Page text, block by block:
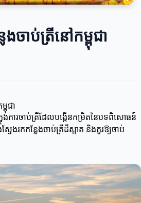
ែងចាប់ត្រីនៅកម្ពុជា
ពុជា
នុងការចាប់ត្រីដែលបង្កើនកម្រិតនៃបទពិសោធន៍
ងរកកន្លែងចាប់ត្រីដ៏ស្អាត និងគួរឱ្យចាប់